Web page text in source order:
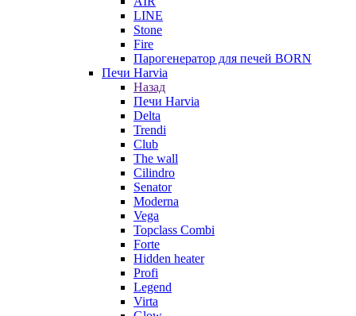
LINE
Stone
Fire
Парогенератор для печей BORN
Печи Harvia
Назад
Печи Harvia
Delta
Trendi
Club
The wall
Cilindro
Senator
Moderna
Vega
Topclass Combi
Forte
Hidden heater
Profi
Legend
Virta